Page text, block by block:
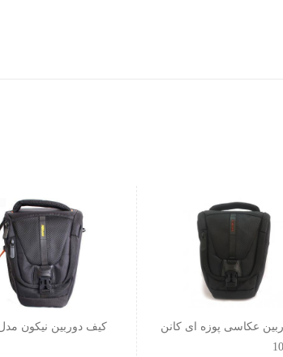
عکاسی پوزه ای کانن
کیف دوربین نیکون مدل